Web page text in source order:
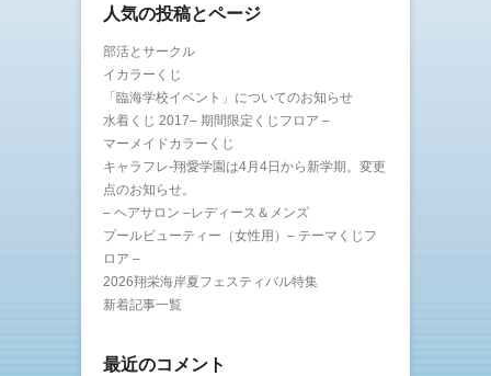
人気の投稿とページ
部活とサークル
イカラーくじ
「臨海学校イベント」についてのお知らせ
水着くじ 2017– 期間限定くじフロア –
マーメイドカラーくじ
キャラフレ-翔愛学園は4月4日から新学期。変更
点のお知らせ。
– ヘアサロン –レディース＆メンズ
プールビューティー（女性用）– テーマくじフ
ロア –
2026翔栄海岸夏フェスティバル特集
新着記事一覧
最近のコメント